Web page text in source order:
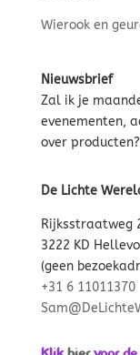
Wierook en
Nieuwsbrief
Zal ik je
evenementen,
over
De Lichte
Rijksstraatweg
3222 KD
(geen
+31 6 11011370